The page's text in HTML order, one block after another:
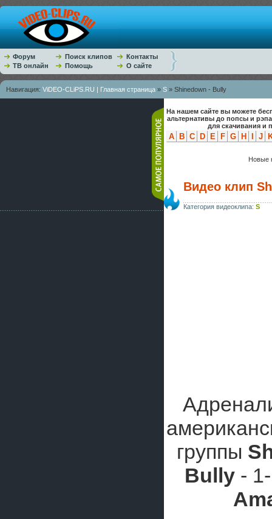
Форум Поиск клипов
Контакты
ТВ онлайн
Помощь О сайте
Навигация: ViDEO-CLiPS.RU | Главная страница » S » Shinedown - Bully
На нашем сайте вы можете
альтернативы до попсы и
для скачивания и
A B C D E F G H J
Новые
Видео клип
Категория видеоклипа: S
группы
Bully -